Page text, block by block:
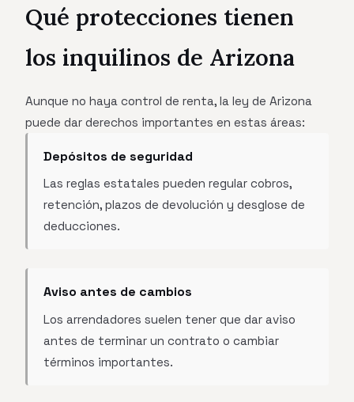
Qué protecciones tienen
los inquilinos de Arizona
Aunque no haya control de renta, la ley de Arizona
puede dar derechos importantes en estas áreas:
Depósitos de seguridad
Las reglas estatales pueden regular cobros,
retención, plazos de devolución y desglose de
deducciones.
Aviso antes de cambios
Los arrendadores suelen tener que dar aviso
antes de terminar un contrato o cambiar
términos importantes.